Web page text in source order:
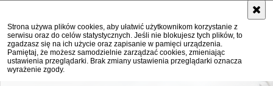
Strona używa plików cookies, aby ułatwić użytkownikom korzystanie z
serwisu oraz do celów statystycznych. Jeśli nie blokujesz tych plików, to
zgadzasz się na ich użycie oraz zapisanie w pamięci urządzenia.
Pamiętaj, że możesz samodzielnie zarządzać cookies, zmieniając
ustawienia przeglądarki. Brak zmiany ustawienia przeglądarki oznacza
wyrażenie zgody.